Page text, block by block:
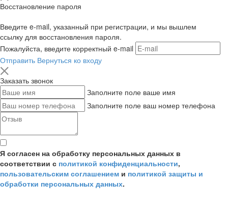
Восстановление пароля
Введите e-mail, указанный при регистрации, и мы вышлем
ссылку для восстановления пароля.
Пожалуйста, введите корректный e-mail
Отправить Вернуться ко входу
Заказать звонок
Заполните поле ваше имя
Заполните поле ваш номер телефона
Я согласен на обработку персональных данных в
соответствии с политикой конфиденциальности,
пользовательским соглашением и политикой защиты и
обработки персональных данных.